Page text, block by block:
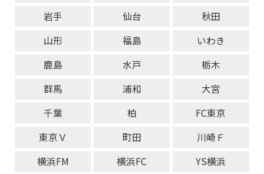
岩手
仙台
秋田
山形
福島
いわき
鹿島
水戸
栃木
群馬
浦和
大宮
千葉
柏
FC東京
東京Ｖ
町田
川崎Ｆ
横浜FM
横浜FC
YS横浜